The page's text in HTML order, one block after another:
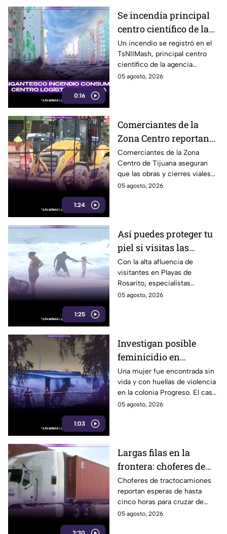
0:16
Se incendia principal
centro científico de la
agencia espacial rusa
Roscosmos
Un incendio se registró en el
TsNIIMash, principal centro
científico de la agencia
espacial rusa Roscosmos. El
05 agosto, 2026
1:24
Comerciantes de la
Zona Centro reportan
caída de hasta 40% por
obras en avenida
Revolución
Comerciantes de la Zona
Centro de Tijuana aseguran
que las obras y cierres viales
en la avenida Revolución han
05 agosto, 2026
1:25
Así puedes proteger tu
piel si visitas las
playas de Rosarito
durante el verano
Con la alta afluencia de
visitantes en Playas de
Rosarito, especialistas
recomiendan reaplicar
05 agosto, 2026
1:03
Investigan posible
feminicidio en
Mexicali; hallan a una
mujer sin vida con
huellas de violencia
Una mujer fue encontrada sin
vida y con huellas de violencia
en la colonia Progreso. El caso
es investigado como un
05 agosto, 2026
Largas filas en la
frontera: choferes de
carga esperan hasta
cinco horas para
cruzar a EE. UU.
Choferes de tractocamiones
reportan esperas de hasta
cinco horas para cruzar de
Tijuana a Estados Unidos y
05 agosto, 2026